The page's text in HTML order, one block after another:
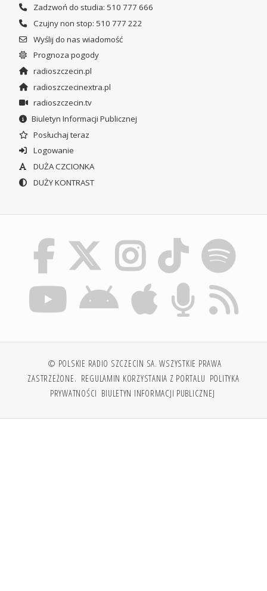
Zadzwoń do studia: 510 777 666
Czujny non stop: 510 777 222
Wyślij do nas wiadomość
Prognoza pogody
radioszczecin.pl
radioszczecinextra.pl
radioszczecin.tv
Biuletyn Informacji Publicznej
Posłuchaj teraz
Logowanie
DUŻA CZCIONKA
DUŻY KONTRAST
© POLSKIE RADIO SZCZECIN SA. WSZYSTKIE PRAWA
ZASTRZEŻONE. REGULAMIN KORZYSTANIA Z PORTALU POLITYKA
PRYWATNOŚCI BIULETYN INFORMACJI PUBLICZNEJ